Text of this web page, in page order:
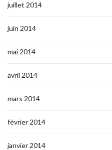
juillet 2014
juin 2014
mai 2014
avril 2014
mars 2014
février 2014
janvier 2014